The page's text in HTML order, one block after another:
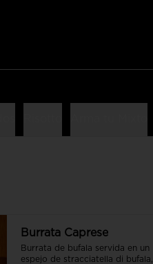
Burrata Caprese
Burrata de bufala servida en un
espejo de stracciatella di bufala,